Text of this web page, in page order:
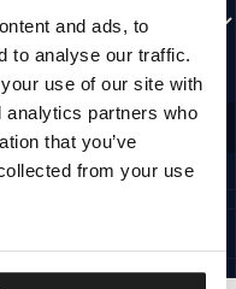
and ads, to
to analyse our traffic.
use of our site with
analytics partners who
that you’ve
from your use
und Neuigkeiten
REGISTRIEREN SIE SICH
dass du die